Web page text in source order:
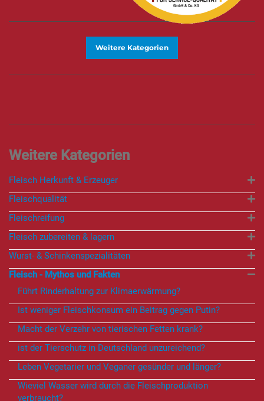
Weitere Kategorien
Fleisch Herkunft & Erzeuger
Fleischqualität
Fleischreifung
Fleisch zubereiten & lagern
Wurst- & Schinkenspezialitäten
Fleisch - Mythos und Fakten
Führt Rinderhaltung zur Klimaerwärmung?
Ist weniger Fleischkonsum ein Beitrag gegen Putin?
Macht der Verzehr von tierischen Fetten krank?
ist der Tierschutz in Deutschland unzureichend?
Leben Vegetarier und Veganer gesünder und länger?
Wieviel Wasser wird durch die Fleischproduktion
verbraucht?